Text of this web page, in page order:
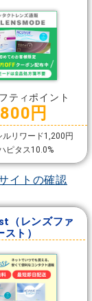
ティポイント
円
ルリワード1,200円
ピタス10.0%
イトの確認
（レンズファ
スト）